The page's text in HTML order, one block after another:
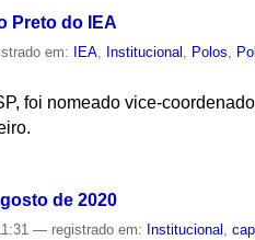
Preto do IEA
em: IEA Institucional Polos
foi nomeado vice-
de 2020
— registrado em: Institucional ,